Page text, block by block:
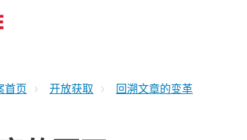
首页 开放获取 回溯文章的变革